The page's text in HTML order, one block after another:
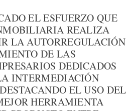
EL ESFUERZO QUE
REALIZA
LA AUTORREGULACIÓN
DE LAS
DEDICADOS
INTERMEDIACIÓN
EL USO DEL
HERRAMIENTA